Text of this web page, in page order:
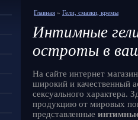
Главная » Гели, смазки, кремы
Интимные
остроты в
На сайте интернет
широкий и качественный
сексуального характера.
продукцию от мировых
представленные